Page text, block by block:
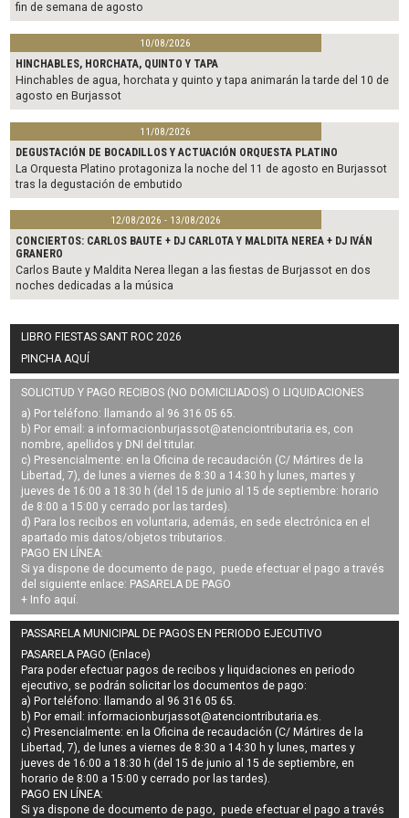
fin de semana de agosto
10/08/2026
HINCHABLES, HORCHATA, QUINTO Y TAPA
Hinchables de agua, horchata y quinto y tapa animarán la tarde del 10 de
agosto en Burjassot
11/08/2026
DEGUSTACIÓN DE BOCADILLOS Y ACTUACIÓN ORQUESTA PLATINO
La Orquesta Platino protagoniza la noche del 11 de agosto en Burjassot
tras la degustación de embutido
12/08/2026 - 13/08/2026
CONCIERTOS: CARLOS BAUTE + DJ CARLOTA Y MALDITA NEREA + DJ IVÁN
GRANERO
Carlos Baute y Maldita Nerea llegan a las fiestas de Burjassot en dos
noches dedicadas a la música
LIBRO FIESTAS SANT ROC 2026
PINCHA AQUÍ
SOLICITUD Y PAGO RECIBOS (NO DOMICILIADOS) O LIQUIDACIONES
a) Por teléfono: llamando al 96 316 05 65.
b) Por email: a informacionburjassot@atenciontributaria.es, con
nombre, apellidos y DNI del titular.
c) Presencialmente: en la Oficina de recaudación (C/ Mártires de la
Libertad, 7), de lunes a viernes de 8:30 a 14:30 h y lunes, martes y
jueves de 16:00 a 18:30 h (del 15 de junio al 15 de septiembre: horario
de 8:00 a 15:00 y cerrado por las tardes).
d) Para los recibos en voluntaria, además, en sede electrónica en el
apartado mis datos/objetos tributarios.
PAGO EN LÍNEA:
Si ya dispone de documento de pago, puede efectuar el pago a través
del siguiente enlace: PASARELA DE PAGO
+ Info aquí.
PASSARELA MUNICIPAL DE PAGOS EN PERIODO EJECUTIVO
PASARELA PAGO (Enlace)
Para poder efectuar pagos derecibos y liquidaciones en periodo
ejecutivo, se podrán solicitar los documentos de pago:
a) Por teléfono: llamando al 96 316 05 65.
b) Por email:informacionburjassot@atenciontributaria.es.
c) Presencialmente: en la Oficina de recaudación (C/ Mártires de la
Libertad, 7), de lunes a viernes de 8:30 a 14:30 h y lunes, martes y
jueves de 16:00 a 18:30 h (del 15 de junio al 15 de septiembre, en
horario de 8:00 a 15:00 y cerrado por las tardes).
PAGO EN LÍNEA:
Si ya dispone de documento de pago, puede efectuar el pago a través